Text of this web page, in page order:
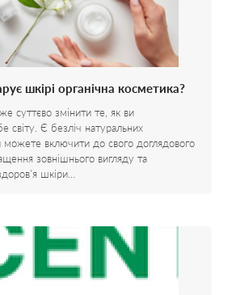
шкірі органічна косметика?
суттєво змінити те, як ви
світу. Є безліч натуральних
можете включити до свого доглядового
зовнішнього вигляду та
шкіри…